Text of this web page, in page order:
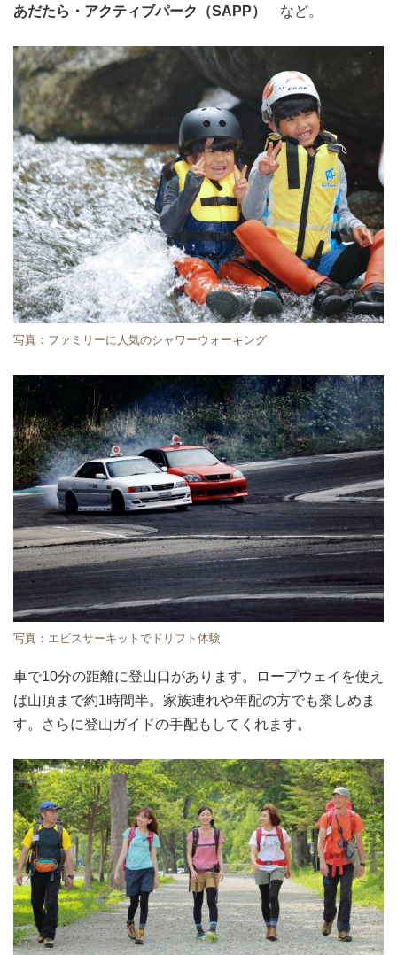
あだたら・アクティブパーク（SAPP） など。
写真：ファミリーに人気のシャワーウォーキング
写真：エビスサーキットでドリフト体験
車で10分の距離に登山口があります。ロープウェイを使え
ば山頂まで約1時間半。家族連れや年配の方でも楽しめま
す。さらに登山ガイドの手配もしてくれます。